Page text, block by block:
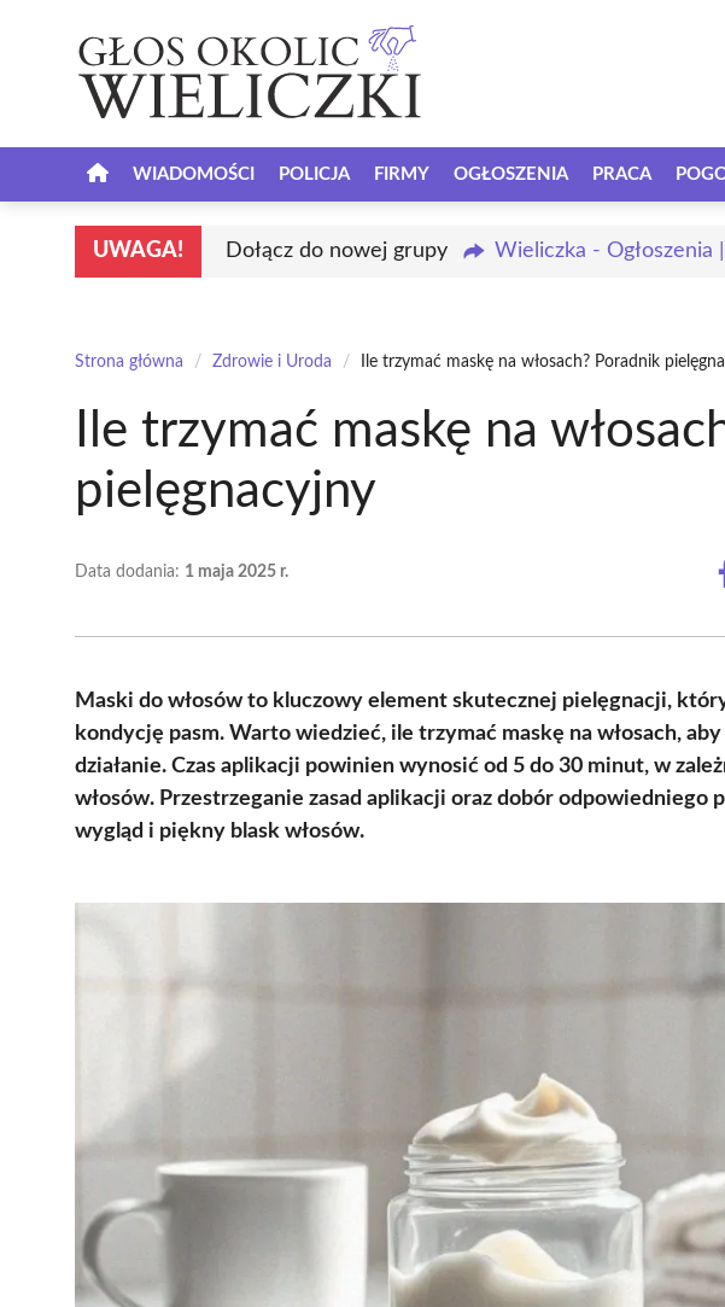
WIADOMOŚCI POLICJA FIRMY OGŁOSZENIA PRACA
UWAGA! Dołącz do nowej grupy Wieliczka - Ogłoszenia
Strona główna / Zdrowie i Uroda / Ile trzymać maskę na włosach? Poradnik
Ile trzymać maskę na
pielęgnacyjny
Data dodania: 1 maja 2025 r.
Maski do włosów to kluczowy element skutecznej pielęgnacji,
kondycję pasm. Warto wiedzieć, ile trzymać maskę na włosach,
działanie. Czas aplikacji powinien wynosić od 5 do 30 minut, w
włosów. Przestrzeganie zasad aplikacji oraz dobór odpowiedniego
wygląd i piękny blask włosów.